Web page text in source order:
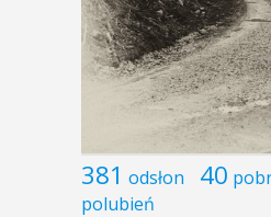
381 odsłon 40
polubień